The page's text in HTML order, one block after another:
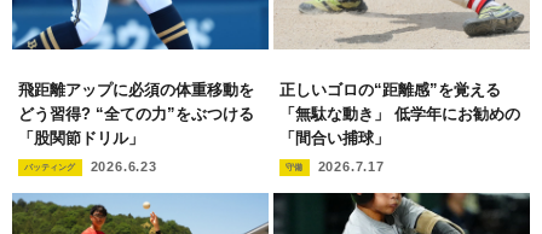
飛距離アップに必須の体重移動を
どう習得? “全ての力”をぶつける
「股関節ドリル」
バッティング 2026.6.23
正しいゴロの“距離感”を覚える
「無駄な動き」 低学年にお勧めの
「間合い捕球」
守備 2026.7.17